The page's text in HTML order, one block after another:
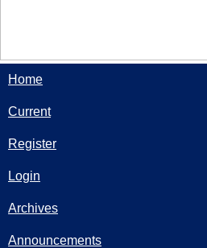
Home
Current
Register
Login
Archives
Announcements